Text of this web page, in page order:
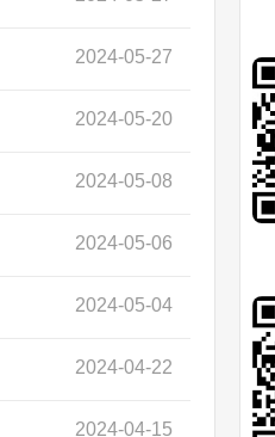
2024-05-27
2024-05-20
2024-05-08
2024-05-06
2024-05-04
2024-04-22
2024-04-15